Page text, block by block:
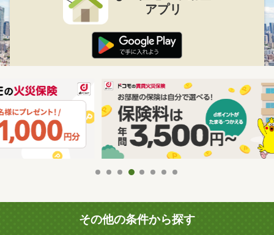
アプリ
その他の条件から探す